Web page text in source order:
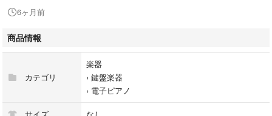
6ヶ月前
商品情報
カテゴリ
楽器
› 鍵盤楽器
› 電子ピアノ